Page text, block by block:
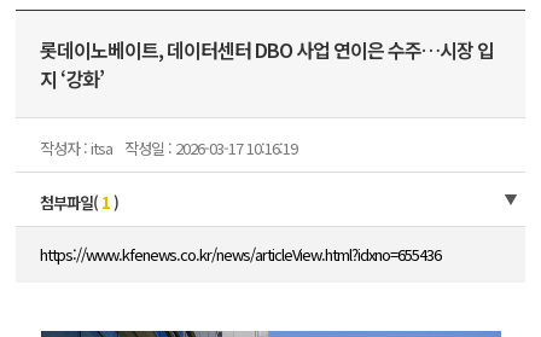
롯데이노베이트, 데이터센터 DBO 사업 연이은 수주…시장 입
지 ‘강화’
작성자 : itsa 작성일 : 2026-03-17 10:16:19
첨부파일( 1 )
https://www.kfenews.co.kr/news/articleView.html?idxno=655436